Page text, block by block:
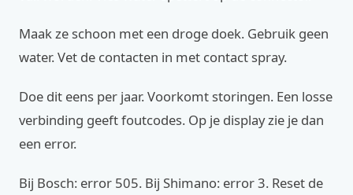
Maak ze schoon met een droge doek. Gebruik geen
water. Vet de contacten in met contact spray.
Doe dit eens per jaar. Voorkomt storingen. Een losse
verbinding geeft foutcodes. Op je display zie je dan
een error.
Bij Bosch: error 505. Bij Shimano: error 3. Reset de